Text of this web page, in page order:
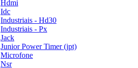
Hdmi
Idc
Industriais - Hd30
Industriais - Px
Jack
Junior Power Timer (jpt)
Microfone
Nsr